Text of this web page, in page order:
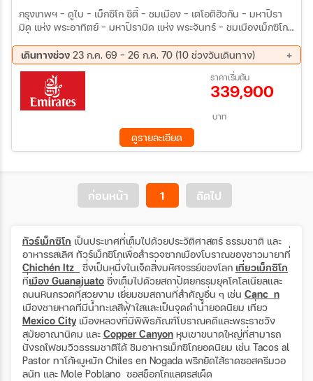
กรุงเทพฯ - ดูไบ - เม็กซิโก ซิตี้ - ชมเมือง - เตโอติฮัวกัน - มหาปิรา
มิด แห่ง พระอาทิตย์ - มหาปิรามิด แห่ง พระจันทร์ - ชมเมืองเม็กซิโก
ซาโปเทค) - เมริด้า - เมืองโบราณคาบาห์ - ชมเมืองเมริด้า
เดินทางช่วง 23 ก.ค. 69 - 26 ก.ค. 70 (10 ช่วงวันเดินทาง)
11 ส.ค. 69 - 28 ส.ค. 69
23 ก.ย. 69 - 10 ต.ค. 69
28 ต.ค. 69 - 14 พ.ย. 69
24 ธ.ค. 69 - 10 ม.ค. 70
12 ก.พ. 70 - 01 มี.ค 70
26 ก.พ. 70 - 15 มี.ค 70
29 เม.ย 70 - 16 พ.ค. 70
09 ก.ค. 70 - 26 ก.ค. 70
ราคาเริ่มต้น
339,900
บาท
ดูรายละเอียด
ก่อนหน้า 1 ถัดไป
ทัวร์เม็กซิโก เป็นประเทศที่เต็มไปด้วยประวัติศาสตร์ ธรรมชาติ และ
อาหารรสเลิศ ทัวร์เม็กซิโกเพื่อสำรวจซากเมืองโบราณของชาวมายาที่
Chichén Itzá
ซึ่งเป็นหนึ่งในเจ็ดสิ่งมหัศจรรย์ของโลก เที่ยวเม็กซิโก
ที่เมือง Guanajuato ซึ่งเต็มไปด้วยสถาปัตยกรรมยุคโคโลเนียลและ
ถนนหินกรวดที่สวยงาม เยี่ยมชมสถานที่สำคัญอื่น ๆ เช่น Cancún
เมืองชายหาดที่มีน้ำทะเลสีฟ้าใสและเป็นจุดดำน้ำยอดนิยม เที่ยว
Mexico City เมืองหลวงที่มีพิพิธภัณฑ์โบราณคดีและพระราชวัง
สมัยอาณานิคม และ Copper Canyon หุบเขาขนาดใหญ่ที่สามารถ
นั่งรถไฟชมวิวธรรมชาติได้ ชิมอาหารเม็กซิโกยอดนิยม เช่น Tacos al
Pastor ทาโก้หมูหมัก Chiles en Nogada พริกยัดไส้ราดซอสครีมวอ
ลนัท และ Mole Poblano ซอสช็อกโกแลตรสเผ็ด